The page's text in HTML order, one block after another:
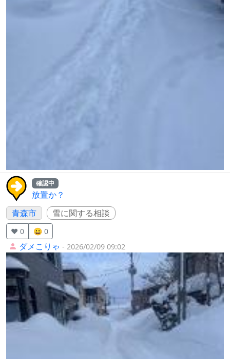
確認中
放置か？
青森市
雪に関する相談
❤️ 0 😀 0
ダメこりゃ - 2026/02/09 09:02